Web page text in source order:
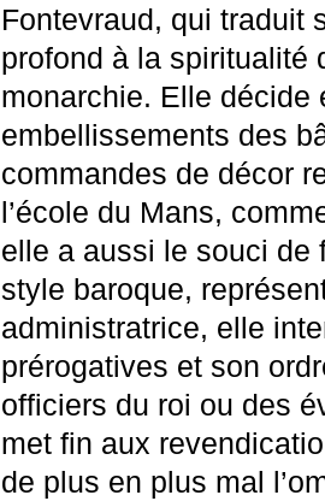
Fontevraud, qui traduit
profond à la spiritualité
monarchie. Elle décide
embellissements des
commandes de décor
l’école du Mans,
elle a aussi le souci de
style baroque,
administratrice, elle
prérogatives et son
officiers du roi ou des
met fin aux
de plus en plus mal